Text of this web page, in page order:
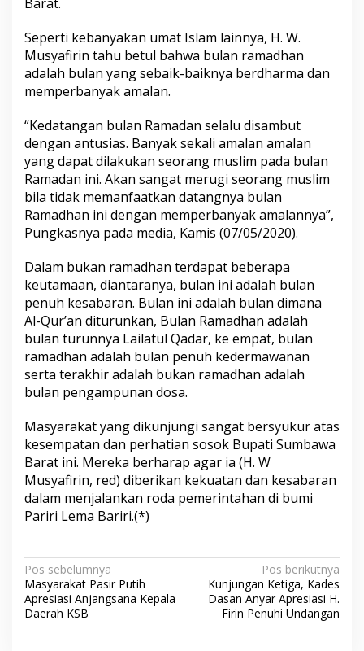
Seperti kebanyakan umat Islam lainnya, H. W.
Musyafirin tahu betul bahwa bulan ramadhan
adalah bulan yang sebaik-baiknya berdharma dan
memperbanyak amalan.
“Kedatangan bulan Ramadan selalu disambut
dengan antusias. Banyak sekali amalan amalan
yang dapat dilakukan seorang muslim pada bulan
Ramadan ini. Akan sangat merugi seorang muslim
bila tidak memanfaatkan datangnya bulan
Ramadhan ini dengan memperbanyak amalannya”,
Pungkasnya pada media, Kamis (07/05/2020).
Dalam bukan ramadhan terdapat beberapa
keutamaan, diantaranya, bulan ini adalah bulan
penuh kesabaran. Bulan ini adalah bulan dimana
Al-Qur’an diturunkan, Bulan Ramadhan adalah
bulan turunnya Lailatul Qadar, ke empat, bulan
ramadhan adalah bulan penuh kedermawanan
serta terakhir adalah bukan ramadhan adalah
bulan pengampunan dosa.
Masyarakat yang dikunjungi sangat bersyukur atas
kesempatan dan perhatian sosok Bupati Sumbawa
Barat ini. Mereka berharap agar ia (H. W
Musyafirin, red) diberikan kekuatan dan kesabaran
dalam menjalankan roda pemerintahan di bumi
Pariri Lema Bariri.(*)
N
a
v
Pos sebelumnya
Masyarakat Pasir Putih
Apresiasi Anjangsana Kepala
Daerah KSB
Pos berikutnya
Kunjungan Ketiga, Kades
Dasan Anyar Apresiasi H.
Firin Penuhi Undangan